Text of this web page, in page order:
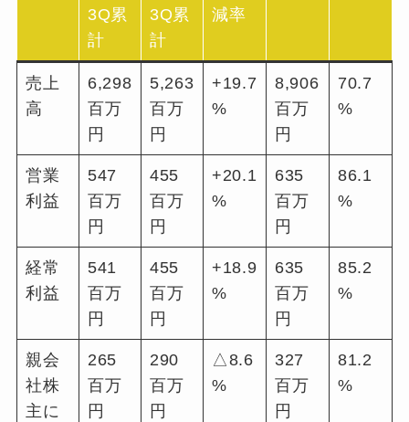
3Q累
計
3Q累
計
減率
売上
高
6,298
百万
円
5,263
百万
円
+19.7
%
8,906
百万
円
70.7
%
営業
利益
547
百万
円
455
百万
円
+20.1
%
635
百万
円
86.1
%
経常
利益
541
百万
円
455
百万
円
+18.9
%
635
百万
円
85.2
%
親会
社株
主に
265
百万
円
290
百万
円
△8.6
%
327
百万
円
81.2
%